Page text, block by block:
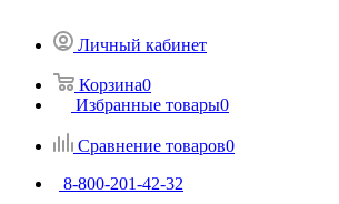
Личный кабинет
Корзина0
Избранные товары0
Сравнение товаров0
8-800-201-42-32